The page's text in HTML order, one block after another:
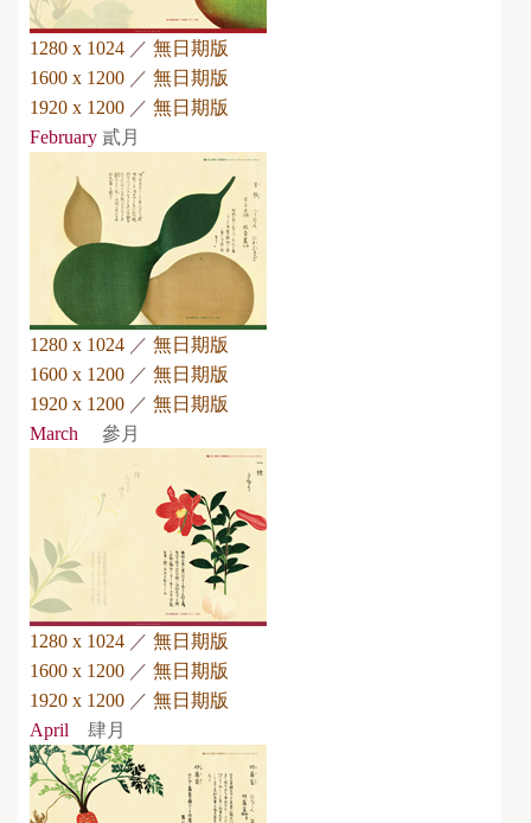
1280 x 1024 ／ 無日期版
1600 x 1200 ／ 無日期版
1920 x 1200 ／ 無日期版
February 貳月
1280 x 1024 ／ 無日期版
1600 x 1200 ／ 無日期版
1920 x 1200 ／ 無日期版
March
參月
1280 x 1024 ／ 無日期版
1600 x 1200 ／ 無日期版
1920 x 1200 ／ 無日期版
April 肆月